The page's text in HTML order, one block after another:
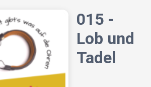
015 -
Lob und
Tadel